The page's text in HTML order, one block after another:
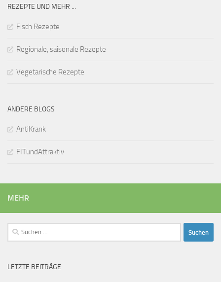
REZEPTE UND MEHR ...
Fisch Rezepte
Regionale, saisonale Rezepte
Vegetarische Rezepte
ANDERE BLOGS
AntiKrank
FITundAttraktiv
MEHR
Suchen
nach:
LETZTE BEITRÄGE